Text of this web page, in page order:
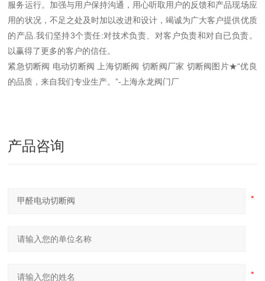
服务运行。加强与用户保持沟通，用心听取用户的反馈和产品现场应
用的状况，不足之处及时加以改进和设计，竭诚为广大客户提供优质
的产品.我们坚持3个责任:对技术负责、对客户负责和对自已负责。
以赢得了更多的客户的信任。
紧急切断阀 电动切断阀 上海切断阀 切断阀厂家 切断阀图片★“优良
的品质，来自我们专业生产。”-上海永龙阀门厂
产品咨询